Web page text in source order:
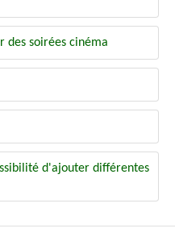
des soirées cinéma
d'ajouter différentes